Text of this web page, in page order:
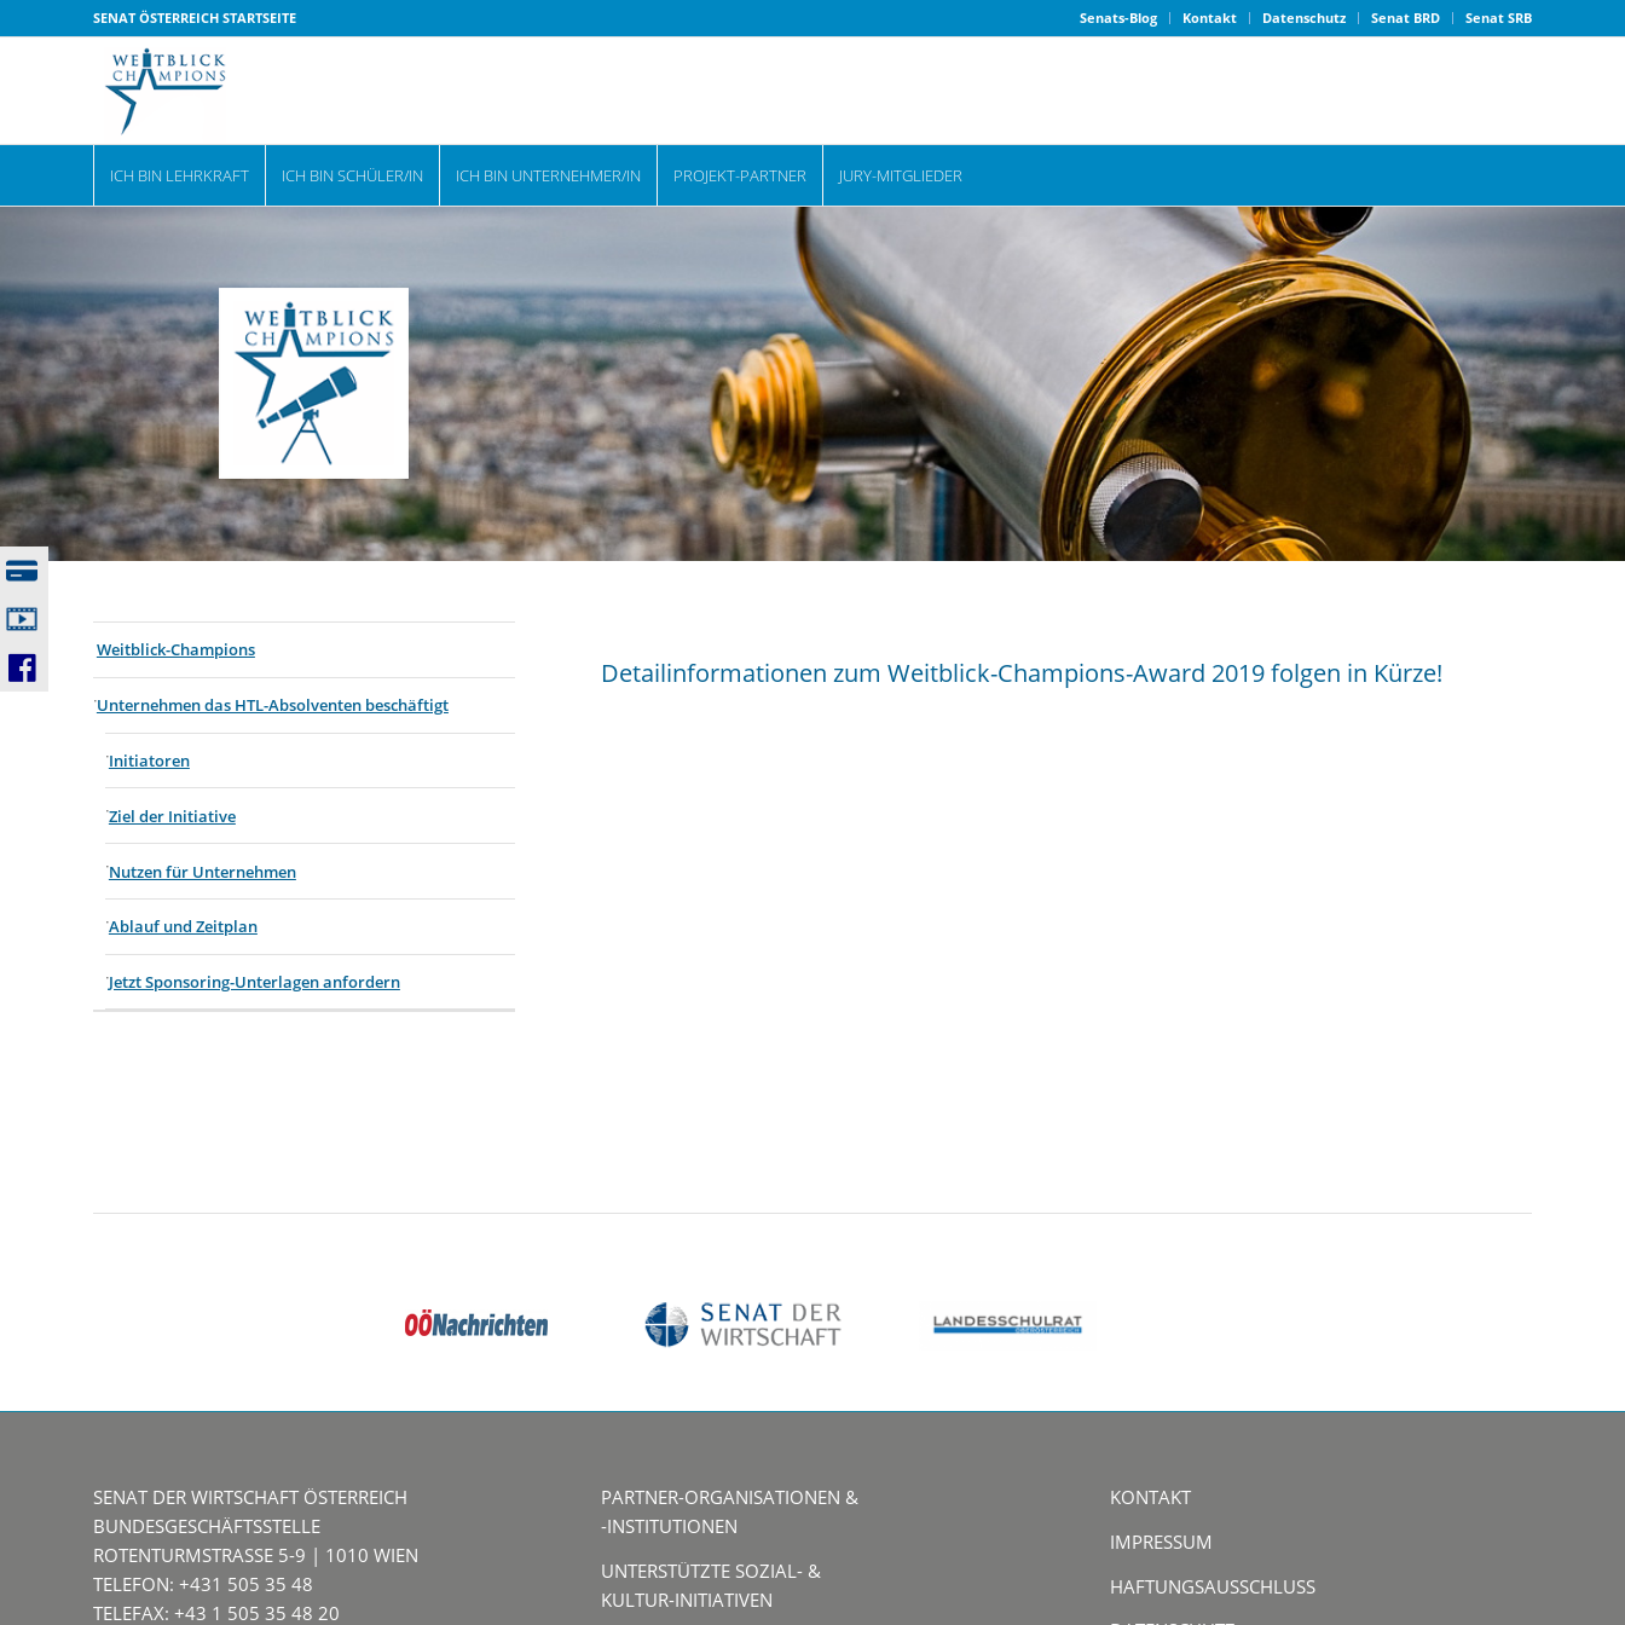
Senats-Blog Kontakt Datenschutz Senat BRD Senat SRB
SENAT ÖSTERREICH STARTSEITE
ICH BIN LEHRKRAFT ICH BIN SCHÜLER/IN ICH BIN UNTERNEHMER/IN PROJEKT-PARTNER JURY-MITGLIEDER
Weitblick-Champions
Unternehmen das HTL-Absolventen beschäftigt
Initiatoren
Ziel der Initiative
Nutzen für Unternehmen
Ablauf und Zeitplan
Jetzt Sponsoring-Unterlagen anfordern
Detailinformationen zum Weitblick-Champions-Award 2019 folgen in Kürze!
SENAT DER WIRTSCHAFT ÖSTERREICH
BUNDESGESCHÄFTSSTELLE
ROTENTURMSTRASSE 5-9 | 1010 WIEN
TELEFON: +431 505 35 48
TELEFAX: +43 1 505 35 48 20
PARTNER-ORGANISATIONEN &
-INSTITUTIONEN
UNTERSTÜTZTE SOZIAL- &
KULTUR-INITIATIVEN
KONTAKT
IMPRESSUM
HAFTUNGSAUSSCHLUSS